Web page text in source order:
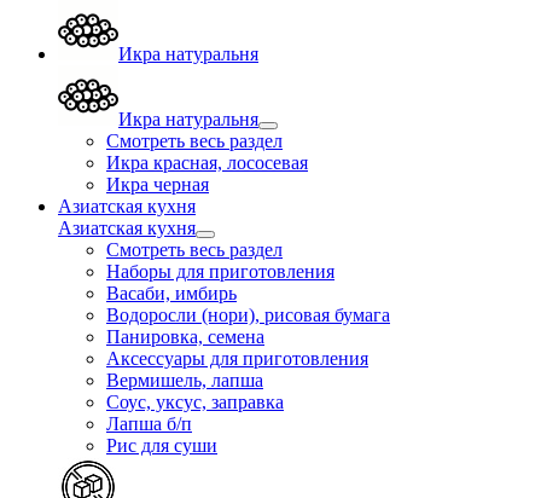
Икра натуральня
Икра натуральня
Смотреть весь раздел
Икра красная, лососевая
Икра черная
Азиатская кухня
Азиатская кухня
Смотреть весь раздел
Наборы для приготовления
Васаби, имбирь
Водоросли (нори), рисовая бумага
Панировка, семена
Аксессуары для приготовления
Вермишель, лапша
Соус, уксус, заправка
Лапша б/п
Рис для суши